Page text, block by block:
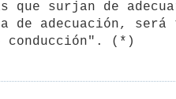
de adecuación,